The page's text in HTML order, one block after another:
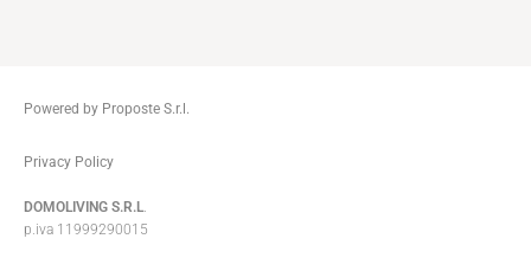
Powered by Proposte S.r.l.
Privacy Policy
DOMOLIVING S.R.L.
p.iva 11999290015